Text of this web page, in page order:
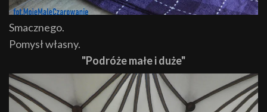
Smacznego.
Pomysł własny.
"Podróże małe i duże"